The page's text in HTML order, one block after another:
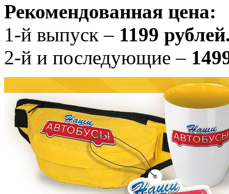
Рекомендованная цена:
1-й выпуск – 1199
2-й и последующие –